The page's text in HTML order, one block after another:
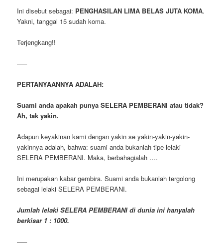
Ini disebut sebagai: PENGHASILAN LIMA BELAS JUTA KOMA.
Yakni, tanggal 15 sudah koma.
Terjengkang!!
—–
PERTANYAANNYA ADALAH:
Suami anda apakah punya SELERA PEMBERANI atau tidak?
Ah, tak yakin.
Adapun keyakinan kami dengan yakin se yakin-yakin-yakin-
yakinnya adalah, bahwa: suami anda bukanlah tipe lelaki
SELERA PEMBERANI. Maka, berbahagialah ….
Ini merupakan kabar gembira. Suami anda bukanlah tergolong
sebagai lelaki SELERA PEMBERANI.
Jumlah lelaki SELERA PEMBERANI di dunia ini hanyalah
berkisar 1 : 1000.
—–